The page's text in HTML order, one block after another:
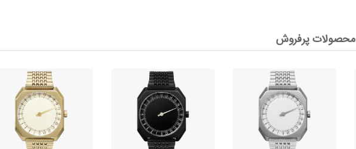
محصولات پرفروش